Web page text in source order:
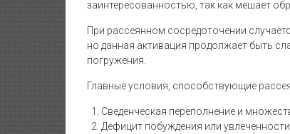
заинтересованностью, так как мешает
При рассеянном сосредоточении
но данная активация продолжает быть
погружения.
Главные условия, способствующие
Сведенческая переполнение и
Дефицит побуждения или